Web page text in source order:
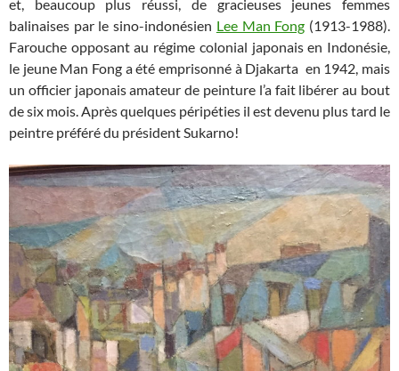
et, beaucoup plus réussi, de gracieuses jeunes femmes
balinaises par le sino-indonésien Lee Man Fong (1913-1988).
Farouche opposant au régime colonial japonais en Indonésie,
le jeune Man Fong a été emprisonné à Djakarta en 1942, mais
un officier japonais amateur de peinture l’a fait libérer au bout
de six mois. Après quelques péripéties il est devenu plus tard le
peintre préféré du président Sukarno!